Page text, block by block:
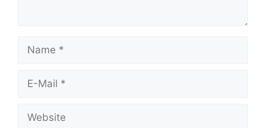
Name
Website